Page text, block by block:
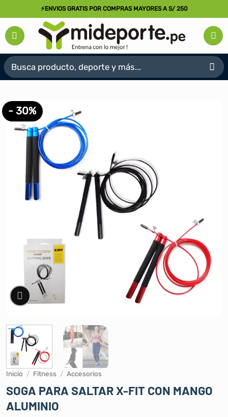
al
contenido
⚡ENVIOS GRATIS POR COMPRAS MAYORES A S/ 250
Buscar
por:
- 30%
Inicio / Fitness / Accesorios
SOGA PARA SALTAR X-FIT CON MANGO
ALUMINIO